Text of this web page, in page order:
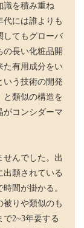
識を積み重ね
代には誰よりも
してもグローバ
の長い化粧品開
た有用成分をい
いう技術の開発
と類似の構造を
がコンシダーマ
せんでした。出
出願されている
間が掛かる。
被りや類似のも
2~3年要する